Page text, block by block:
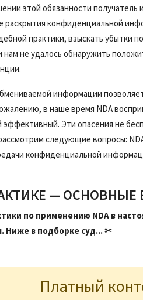
этой обязанности
раскрытия конфиденциальной
практики, взыскать убытки
не удалось обнаружить
информации
в наше время NDA
эффективный. Эти опасения не
следующие вопросы:
конфиденциальной
—
по применению NDA в
Ниже в подборке суд... ✂
Платный